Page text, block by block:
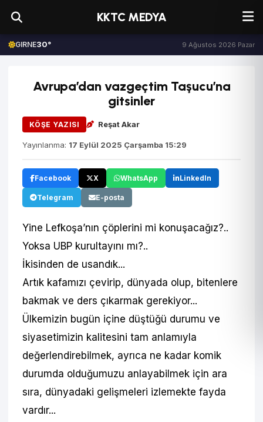
KKTC MEDYA
GIRNE30° 9 Ağustos 2026 Pazar
Avrupa’dan vazgeçtim Taşucu’na
gitsinler
KÖŞE YAZISI Reşat Akar
Yayınlanma: 17 Eylül 2025 Çarşamba 15:29
Facebook X WhatsApp LinkedIn
Telegram E-posta
Yine Lefkoşa’nın çöplerini mi konuşacağız?..
Yoksa UBP kurultayını mı?..
İkisinden de usandık...
Artık kafamızı çevirip, dünyada olup, bitenlere
bakmak ve ders çıkarmak gerekiyor...
Ülkemizin bugün içine düştüğü durumu ve
siyasetimizin kalitesini tam anlamıyla
değerlendirebilmek, ayrıca ne kadar komik
durumda olduğumuzu anlayabilmek için ara
sıra, dünyadaki gelişmeleri izlemekte fayda
vardır...